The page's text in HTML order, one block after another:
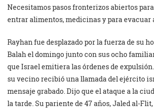
Necesitamos pasos fronterizos abiertos
entrar alimentos, medicinas y para evacuar
Rayhan fue desplazado por la fuerza de su
Balah el domingo junto con sus ocho
que Israel emitiera las órdenes de
su vecino recibió una llamada del ejército
mensaje grabado. Dijo que el ataque a la
la tarde. Su pariente de 47 años, Jaled al-